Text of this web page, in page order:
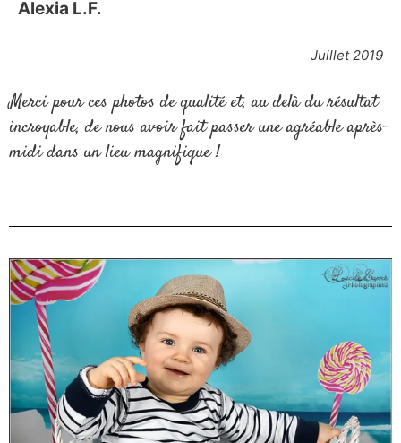
Alexia L.F.
Juillet 2019
Merci pour ces photos de qualité et, au delà du résultat
incroyable, de nous avoir fait passer une agréable après-
midi dans un lieu magnifique !